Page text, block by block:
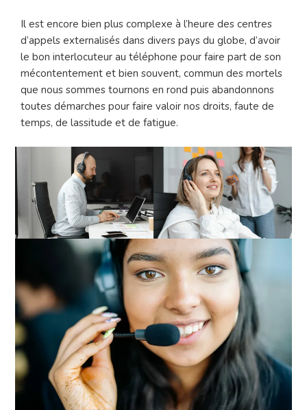
Il est encore bien plus complexe à l’heure des centres
d’appels externalisés dans divers pays du globe, d’avoir
le bon interlocuteur au téléphone pour faire part de son
mécontentement et bien souvent, commun des mortels
que nous sommes tournons en rond puis abandonnons
toutes démarches pour faire valoir nos droits, faute de
temps, de lassitude et de fatigue.